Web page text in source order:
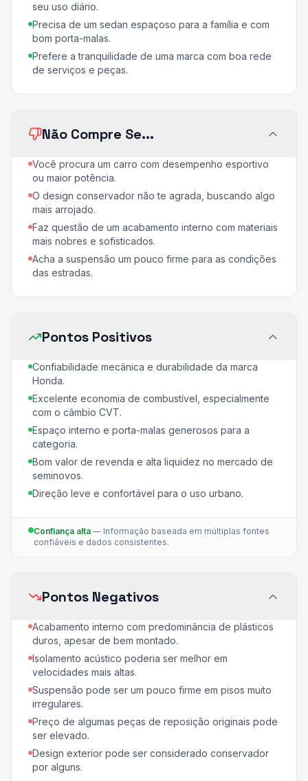
seu uso diário.
Precisa de um sedan espaçoso para a família e com
bom porta-malas.
Prefere a tranquilidade de uma marca com boa rede
de serviços e peças.
Não Compre Se...
Você procura um carro com desempenho esportivo
ou maior potência.
O design conservador não te agrada, buscando algo
mais arrojado.
Faz questão de um acabamento interno com materiais
mais nobres e sofisticados.
Acha a suspensão um pouco firme para as condições
das estradas.
Pontos Positivos
Confiabilidade mecânica e durabilidade da marca
Honda.
Excelente economia de combustível, especialmente
com o câmbio CVT.
Espaço interno e porta-malas generosos para a
categoria.
Bom valor de revenda e alta liquidez no mercado de
seminovos.
Direção leve e confortável para o uso urbano.
Confiança alta — Informação baseada em múltiplas fontes
confiáveis e dados consistentes.
Pontos Negativos
Acabamento interno com predominância de plásticos
duros, apesar de bem montado.
Isolamento acústico poderia ser melhor em
velocidades mais altas.
Suspensão pode ser um pouco firme em pisos muito
irregulares.
Preço de algumas peças de reposição originais pode
ser elevado.
Design exterior pode ser considerado conservador
por alguns.